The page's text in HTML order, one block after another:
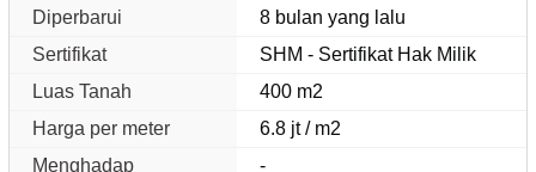
Diperbarui
8 bulan yang lalu
Sertifikat
SHM - Sertifikat Hak Milik
Luas Tanah
400 m2
Harga per meter
6.8 jt / m2
Menghadap
-